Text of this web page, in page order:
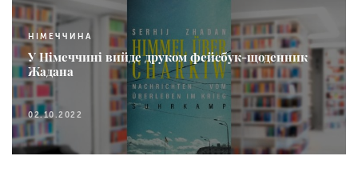
НІМЕЧЧИНА
У Німеччині вийде друком фейсбук-щоденник
Жадана
02.10.2022